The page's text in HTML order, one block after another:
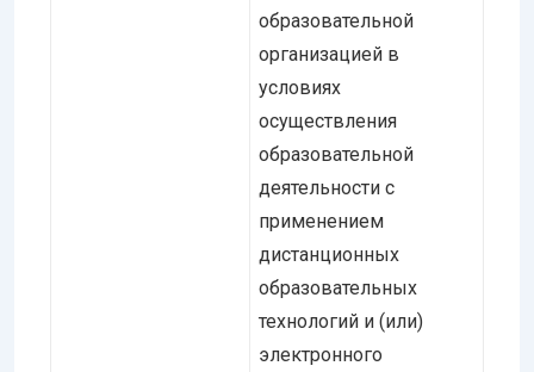
образовательной
организацией в
условиях
осуществления
образовательной
деятельности с
применением
дистанционных
образовательных
технологий и (или)
электронного